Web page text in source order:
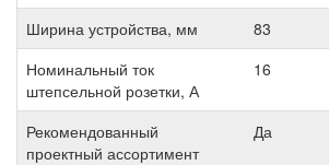
Ширина устройства, мм
83
Номинальный ток
штепсельной розетки, А
16
Рекомендованный
проектный ассортимент
Да